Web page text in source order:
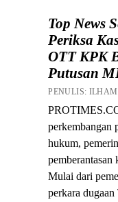
Top News
Periksa
OTT KPK
Putusan
PENULIS:
perkembangan
hukum,
Mulai dari
perkara